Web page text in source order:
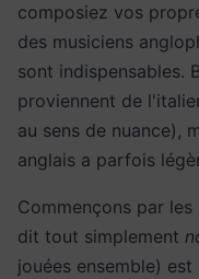
composiez vos
des musiciens
sont indispensables.
proviennent de
au sens de nuance),
anglais a parfois
Commençons par
dit tout simplement
jouées ensemble) est